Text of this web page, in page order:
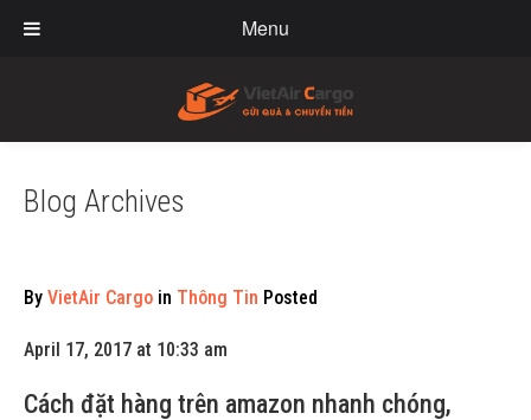
Menu
Blog Archives
By VietAir Cargo in Thông Tin Posted
April 17, 2017 at 10:33 am
Cách đặt hàng trên amazon nhanh chóng,